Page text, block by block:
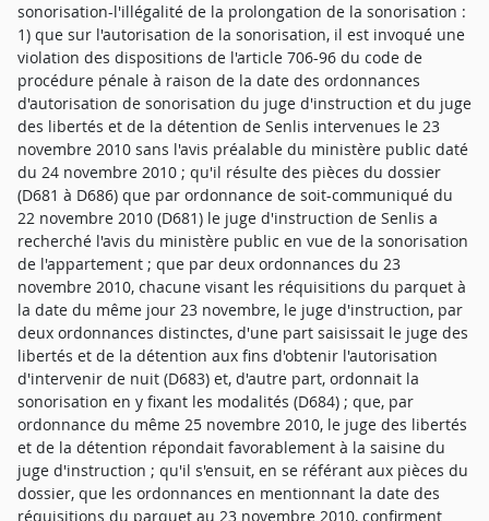
sonorisation-l'illégalité de la prolongation de la sonorisation :
1) que sur l'autorisation de la sonorisation, il est invoqué une
violation des dispositions de l'article 706-96 du code de
procédure pénale à raison de la date des ordonnances
d'autorisation de sonorisation du juge d'instruction et du juge
des libertés et de la détention de Senlis intervenues le 23
novembre 2010 sans l'avis préalable du ministère public daté
du 24 novembre 2010 ; qu'il résulte des pièces du dossier
(D681 à D686) que par ordonnance de soit-communiqué du
22 novembre 2010 (D681) le juge d'instruction de Senlis a
recherché l'avis du ministère public en vue de la sonorisation
de l'appartement ; que par deux ordonnances du 23
novembre 2010, chacune visant les réquisitions du parquet à
la date du même jour 23 novembre, le juge d'instruction, par
deux ordonnances distinctes, d'une part saisissait le juge des
libertés et de la détention aux fins d'obtenir l'autorisation
d'intervenir de nuit (D683) et, d'autre part, ordonnait la
sonorisation en y fixant les modalités (D684) ; que, par
ordonnance du même 25 novembre 2010, le juge des libertés
et de la détention répondait favorablement à la saisine du
juge d'instruction ; qu'il s'ensuit, en se référant aux pièces du
dossier, que les ordonnances en mentionnant la date des
réquisitions du parquet au 23 novembre 2010, confirment